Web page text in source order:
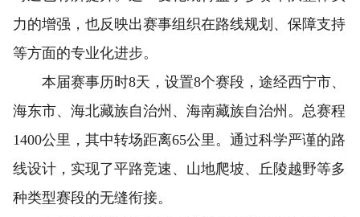
力的增强，也反映出赛事组织在路线规划、保障支持
等方面的专业化进步。
本届赛事历时8天，设置8个赛段，途经西宁市、
海东市、海北藏族自治州、海南藏族自治州。总赛程
1400公里，其中转场距离65公里。通过科学严谨的路
线设计，实现了平路竞速、山地爬坡、丘陵越野等多
种类型赛段的无缝衔接。